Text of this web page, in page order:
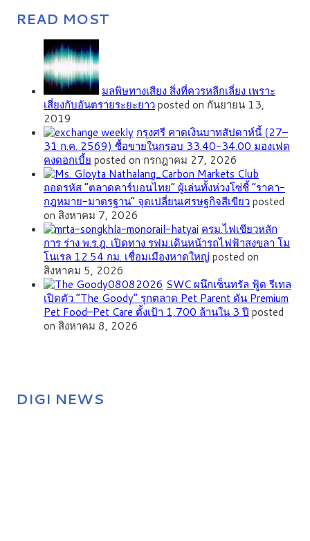
READ MOST
มลพิษทางเสียง สิ่งที่ควรหลีกเลี่ยง เพราะ
เสี่ยงกับอันตรายระยะยาวposted on กันยายน 13,
2019
กรุงศรี คาดเงินบาทสัปดาห์นี้ (27–
31 ก.ค. 2569) ซื้อขายในกรอบ 33.40-34.00 มองเฟด
คงดอกเบี้ย posted on กรกฎาคม 27, 2026
ถอดรหัส “ตลาดคาร์บอนไทย” ผู้เล่นทั้งห่วงโซ่ชี้ “ราคา-
กฎหมาย-มาตรฐาน” จุดเปลี่ยนเศรษฐกิจสีเขียวposted
on สิงหาคม 7, 2026
ครม.ไฟเขียวหลัก
การ ร่าง พ.ร.ฎ. เปิดทาง รฟม.เดินหน้ารถไฟฟ้าสงขลา โม
โนเรล 12.54 กม. เชื่อมเมืองหาดใหญ่ posted on
สิงหาคม 5, 2026
SWC ผนึกเซ็นทรัล ฟู้ด รีเทล
เปิดตัว “The Goody” รุกตลาด Pet Parent ดัน Premium
Pet Food–Pet Care ตั้งเป้า 1,700 ล้านใน 3 ปี posted
on สิงหาคม 8, 2026
DIGI NEWS